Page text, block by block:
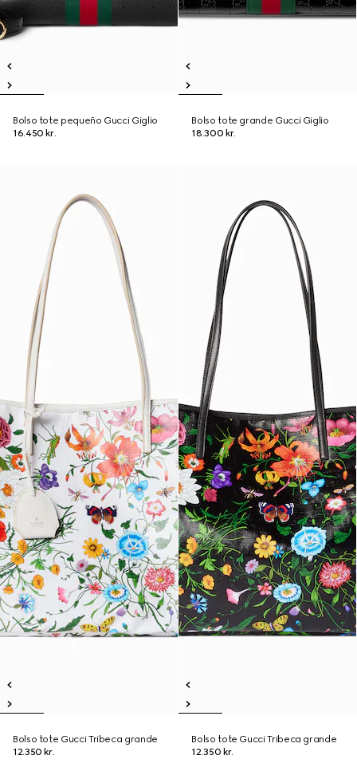
Bolso tote pequeño Gucci Giglio
16.450 kr.
Bolso tote grande Gucci Giglio
18.300 kr.
Bolso tote Gucci Tribeca grande
12.350 kr.
Bolso tote Gucci Tribeca grande
12.350 kr.